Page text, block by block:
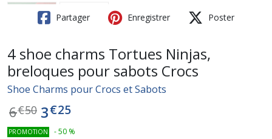
Partager Enregistrer Poster
4 shoe charms Tortues Ninjas,
breloques pour sabots Crocs
Shoe Charms pour Crocs et Sabots
6€50 3€25
PROMOTION -50 %